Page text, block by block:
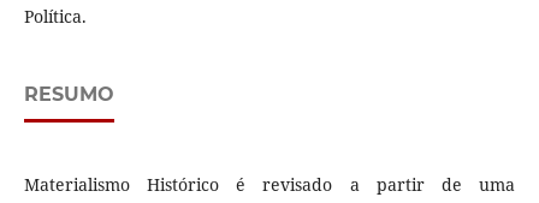
Política.
RESUMO
Materialismo Histórico é revisado a partir de uma